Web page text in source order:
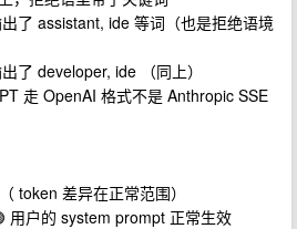
了 assistant, ide 等词（也是拒绝语境
了 developer, ide （同上）
走 OpenAI 格式不是 Anthropic SSE
token 差异在正常范围）
用户的 system prompt 正常生效